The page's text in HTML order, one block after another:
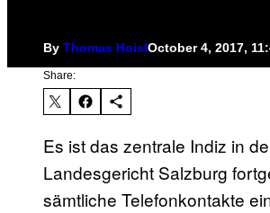
By Thomas HoislOctober 4, 2017,
Share:
Es ist das zentrale Indiz in
Landesgericht Salzburg
sämtliche Telefonkontakte